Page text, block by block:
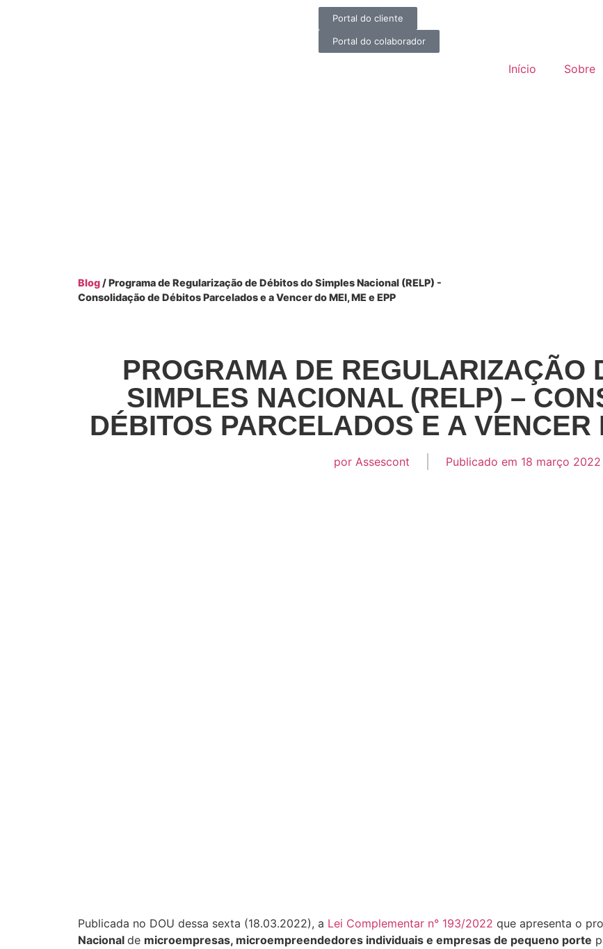
Portal do cliente
Portal do colaborador
Início Sobre
Blog / Programa de Regularização de Débitos do Simples Nacional (RELP) -
Consolidação de Débitos Parcelados e a Vencer do MEI, ME e EPP
PROGRAMA DE REGULARIZAÇÃO
SIMPLES NACIONAL (RELP) –
DÉBITOS PARCELADOS E A VENCER
por Assescont Publicado em 18 março 2022
Publicada no DOU dessa sexta (18.03.2022), a Lei Complementar n° 193/2022 que apresenta o
Nacional de microempresas, microempreendedores individuais e empresas de pequeno porte